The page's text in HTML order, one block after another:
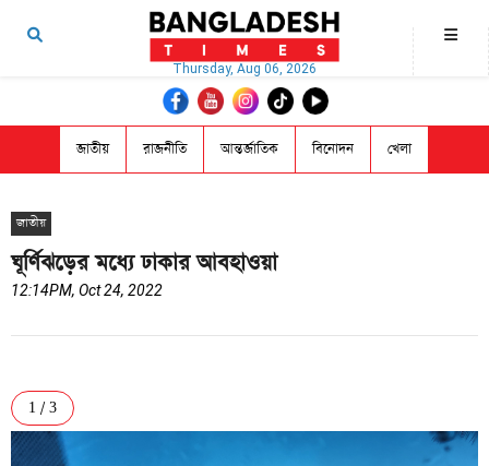
Thursday, Aug 06, 2026
জাতীয় রাজনীতি আন্তর্জাতিক বিনোদন খেলা
জাতীয়
ঘূর্ণিঝড়ের মধ্যে ঢাকার আবহাওয়া
12:14PM, Oct 24, 2022
1 / 3